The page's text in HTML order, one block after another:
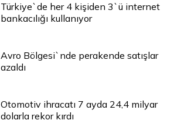
Türkiye`de her 4 kişiden 3`ü internet
bankacılığı kullanıyor
Avro Bölgesi`nde perakende satışlar
azaldı
Otomotiv ihracatı 7 ayda 24,4 milyar
dolarla rekor kırdı